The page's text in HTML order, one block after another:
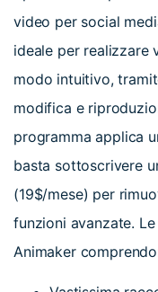
video per social
ideale per realizzare
modo intuitivo,
modifica e
programma applica
basta sottoscrivere
(19$/mese) per
funzioni avanzate.
Animaker